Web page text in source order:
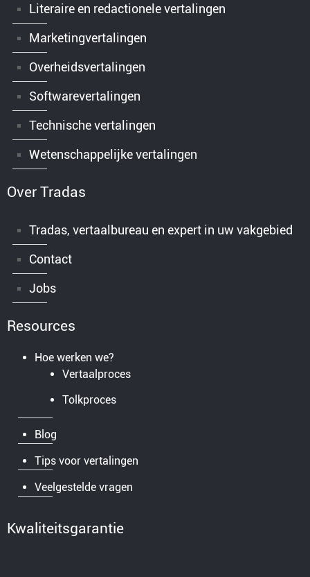
Literaire en redactionele vertalingen
Marketingvertalingen
Overheidsvertalingen
Softwarevertalingen
Technische vertalingen
Wetenschappelijke vertalingen
Over Tradas
Tradas, vertaalbureau en expert in uw vakgebied
Contact
Jobs
Resources
Hoe werken we?
Vertaalproces
Tolkproces
Blog
Tips voor vertalingen
Veelgestelde vragen
Kwaliteitsgarantie